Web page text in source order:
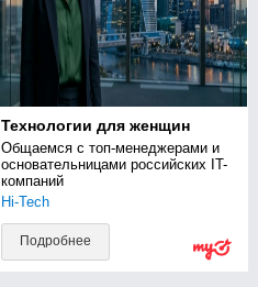
Технологии для женщин
Общаемся с топ-менеджерами и
основательницами российских IT-
компаний
Hi-Tech
Подробнее